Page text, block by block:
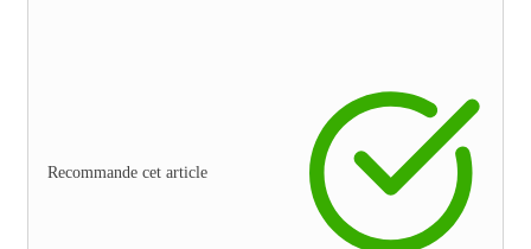
Recommande cet article